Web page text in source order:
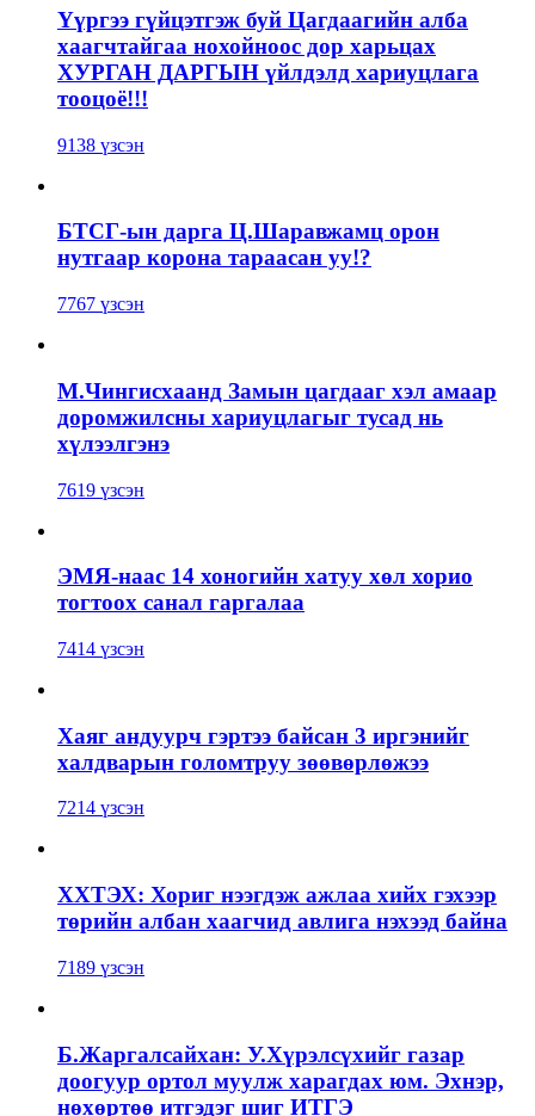
Үүргээ гүйцэтгэж буй Цагдаагийн алба
хаагчтайгаа нохойноос дор харьцах
ХУРГАН ДАРГЫН үйлдэлд хариуцлага
тооцоё!!!
9138 үзсэн
БТСГ-ын дарга Ц.Шаравжамц орон
нутгаар корона тараасан уу!?
7767 үзсэн
М.Чингисхаанд Замын цагдааг хэл амаар
доромжилсны хариуцлагыг тусад нь
хүлээлгэнэ
7619 үзсэн
ЭМЯ-наас 14 хоногийн хатуу хөл хорио
тогтоох санал гаргалаа
7414 үзсэн
Хаяг андуурч гэртээ байсан 3 иргэнийг
халдварын голомтруу зөөвөрлөжээ
7214 үзсэн
ХХТЭХ: Хориг нээгдэж ажлаа хийх гэхээр
төрийн албан хаагчид авлига нэхээд байна
7189 үзсэн
Б.Жаргалсайхан: У.Хүрэлсүхийг газар
доогуур ортол муулж харагдах юм. Эхнэр,
нөхөртөө итгэдэг шиг ИТГЭ